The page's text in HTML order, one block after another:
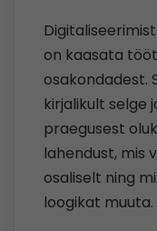
on kaasata
osakondadest.
kirjalikult selge
praegusest
lahendust, mis
osaliselt ning
loogikat muuta.